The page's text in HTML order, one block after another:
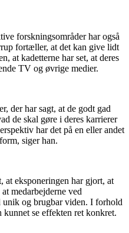
forskningsområder har også
fortæller, at det kan give lidt
at kadetterne har set, at deres
TV og øvrige medier.
der har sagt, at de godt gad
de skal gøre i deres karrierer
har det på en eller andet
siger han.
at eksponeringen har gjort, at
medarbejderne ved
unik og brugbar viden. I forhold
se effekten ret konkret.